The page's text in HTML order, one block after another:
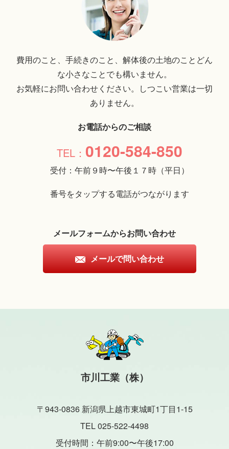
費用のこと、手続きのこと、解体後の土地のことどん
な小さなことでも構いません。
お気軽にお問い合わせください。しつこい営業は一切
ありません。
お電話からのご相談
0120-584-850
受付：午前９時〜午後１７時（平日）
番号をタップする電話がつながります
メールフォームからお問い合わせ
メールで問い合わせ
市川工業（株）
〒943-0836 新潟県上越市東城町1丁目1-15
TEL 025-522-4498
受付時間：午前9:00〜午後17:00